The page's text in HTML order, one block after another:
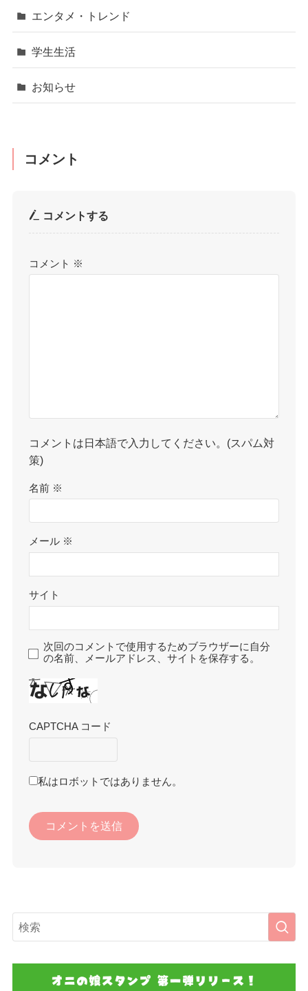
エンタメ・トレンド
学生生活
お知らせ
コメント
コメントする
コメント ※
コメントは日本語で入力してください。(スパム対
策)
名前 ※
メール ※
サイト
次回のコメントで使用するためブラウザーに自分
の名前、メールアドレス、サイトを保存する。
CAPTCHA コード
私はロボットではありません。